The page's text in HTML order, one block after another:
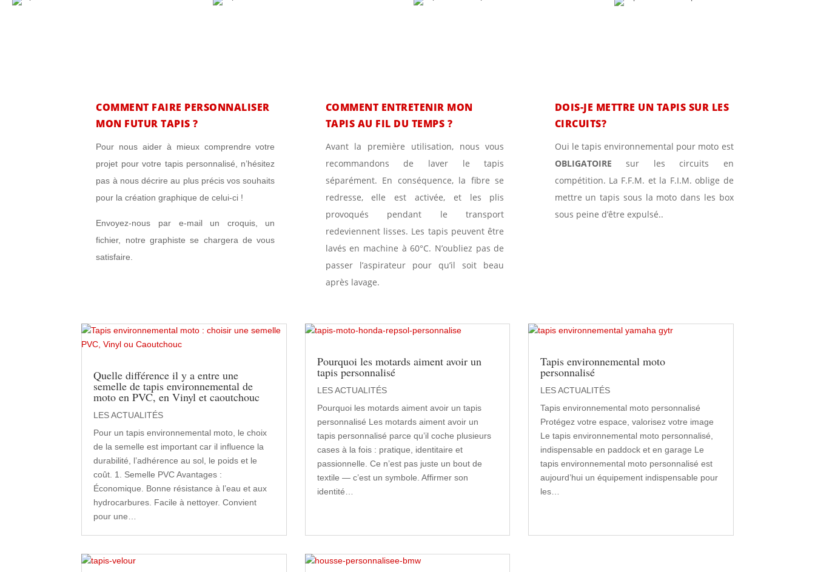
COMMENT FAIRE PERSONNALISER
MON FUTUR TAPIS ?
Pour nous aider à mieux comprendre votre
projet pour votre tapis personnalisé, n’hésitez
pas à nous décrire au plus précis vos souhaits
pour la création graphique de celui-ci !
Envoyez-nous par e-mail un croquis, un
fichier, notre graphiste se chargera de vous
satisfaire.
COMMENT ENTRETENIR MON
TAPIS AU FIL DU TEMPS ?
Avant la première utilisation, nous vous
recommandons de laver le tapis
séparément. En conséquence, la fibre se
redresse, elle est activée, et les plis
provoqués pendant le transport
redeviennent lisses. Les tapis peuvent être
lavés en machine à 60°C. N’oubliez pas de
passer l’aspirateur pour qu’il soit beau
après lavage.
DOIS-JE METTRE UN TAPIS SUR LES
CIRCUITS?
Oui le tapis environnemental pour moto est
OBLIGATOIRE sur les circuits en
compétition. La F.F.M. et la F.I.M. oblige de
mettre un tapis sous la moto dans les box
sous peine d’être expulsé..
Quelle différence il y a entre une
semelle de tapis environnemental de
moto en PVC, en Vinyl et caoutchouc
LES ACTUALITÉS
Pour un tapis environnemental moto, le choix
de la semelle est important car il influence la
durabilité, l’adhérence au sol, le poids et le
coût. 1. Semelle PVC Avantages :
Économique. Bonne résistance à l’eau et aux
hydrocarbures. Facile à nettoyer. Convient
pour une…
Pourquoi les motards aiment avoir un
tapis personnalisé
LES ACTUALITÉS
Pourquoi les motards aiment avoir un tapis
personnalisé Les motards aiment avoir un
tapis personnalisé parce qu’il coche plusieurs
cases à la fois : pratique, identitaire et
passionnelle. Ce n’est pas juste un bout de
textile — c’est un symbole. Affirmer son
identité…
Tapis environnemental moto
personnalisé
LES ACTUALITÉS
Tapis environnemental moto personnalisé
Protégez votre espace, valorisez votre image
Le tapis environnemental moto personnalisé,
indispensable en paddock et en garage Le
tapis environnemental moto personnalisé est
aujourd’hui un équipement indispensable pour
les…